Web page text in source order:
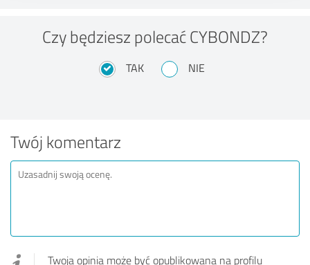
Czy będziesz polecać CYBONDZ?
TAK NIE
Twój komentarz
Twoja opinia może być opublikowana na profilu